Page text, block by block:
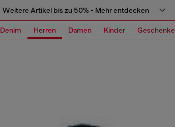
Weitere Artikel bis zu 50% - Mehr entdecken
Denim Herren Damen Kinder Geschenke